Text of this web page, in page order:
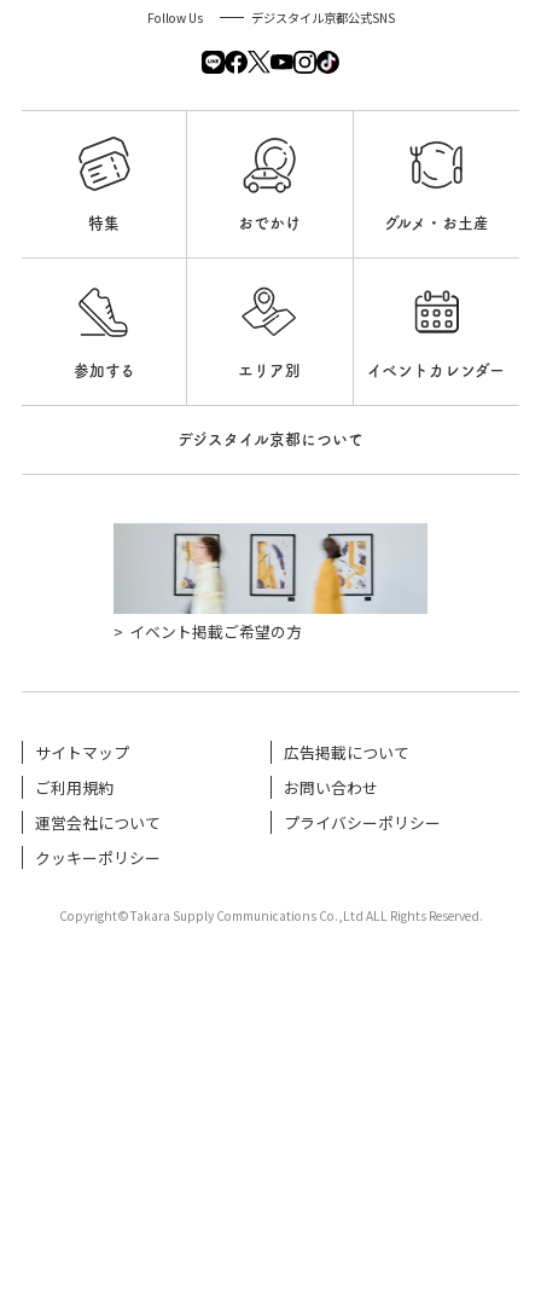
Follow Us デジスタイル京都公式SNS
特集 おでかけ グルメ・お土産
参加する エリア別 イベントカレンダー
デジスタイル京都について
イベント掲載ご希望の方
サイトマップ
広告掲載について
ご利用規約
お問い合わせ
運営会社について
プライバシーポリシー
クッキーポリシー
Copyright©Takara Supply Communications Co.,Ltd ALL Rights Reserved.